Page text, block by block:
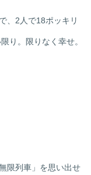
、2人で18ポッキリ
り。限りなく幸せ。
限列車」を思い出せ